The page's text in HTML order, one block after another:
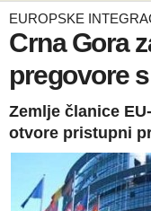
EUROPSKE
Crna Gora
pregovore
Zemlje članice
otvore pristupni